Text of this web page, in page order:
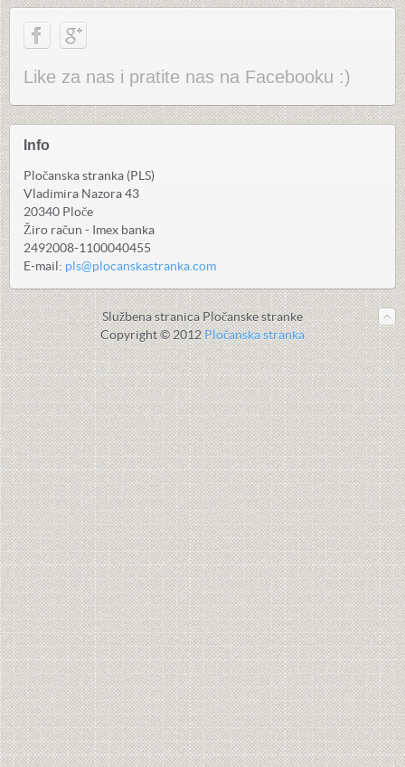
Like za nas i pratite nas na Facebooku :)
Info
Pločanska stranka (PLS)
Vladimira Nazora 43
20340 Ploče
Žiro račun - Imex banka
2492008-1100040455
E-mail: pls@plocanskastranka.com
Službena stranica Pločanske stranke
Copyright © 2012Pločanska stranka